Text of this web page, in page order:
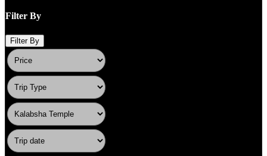
Zum Inhalt wechseln
Filter By
Filter By